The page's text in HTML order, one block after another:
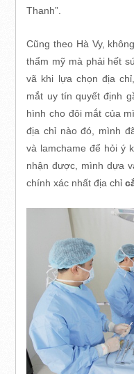
Thanh”.
Cũng theo Hà Vy,
thẩm mỹ mà phải hết
vã khi lựa chọn địa
mắt uy tín quyết định
hình cho đôi mắt của
địa chỉ nào đó, mình
và lamchame để hỏi ý
nhận được, mình dựa
chính xác nhất địa chỉ